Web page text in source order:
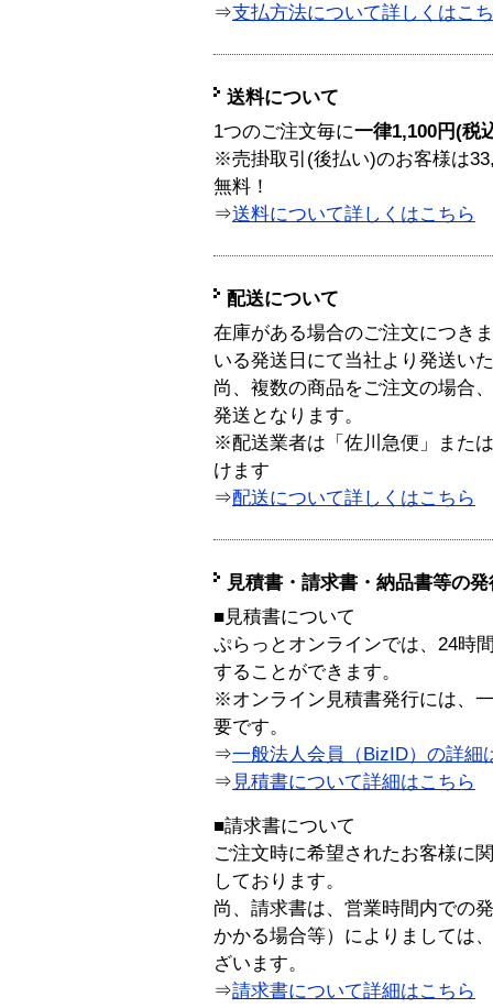
⇒支払方法について詳しくはこ
送料について
1つのご注文毎に一律1,100円(税
※売掛取引(後払い)のお客様は
無料！
⇒送料について詳しくはこちら
配送について
在庫がある場合のご注文につき
いる発送日にて当社より発送い
尚、複数の商品をご注文の場合
発送となります。
※配送業者は「佐川急便」また
けます
⇒配送について詳しくはこちら
見積書・請求書・納品書等の
■見積書について
ぷらっとオンラインでは、24時
することができます。
※オンライン見積書発行には、
要です。
⇒一般法人会員（BizID）の詳細
⇒ 見積書について詳細はこちら
■請求書について
ご注文時に希望されたお客様に
しております。
尚、請求書は、営業時間内での
かかる場合等）によりましては
ざいます。
⇒請求書について詳細はこちら